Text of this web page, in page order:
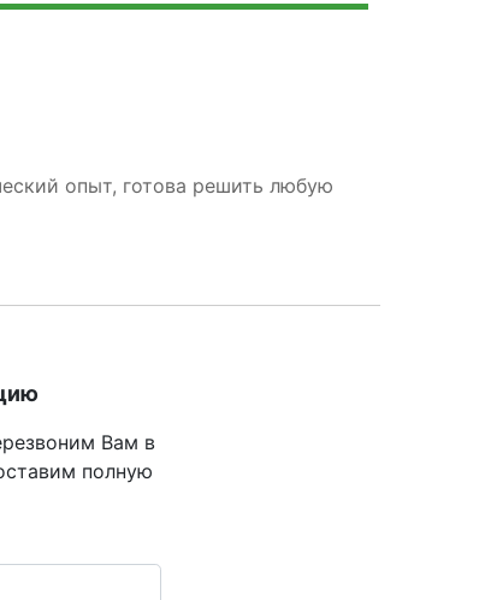
опыт, готова решить любую
Вам в
полную